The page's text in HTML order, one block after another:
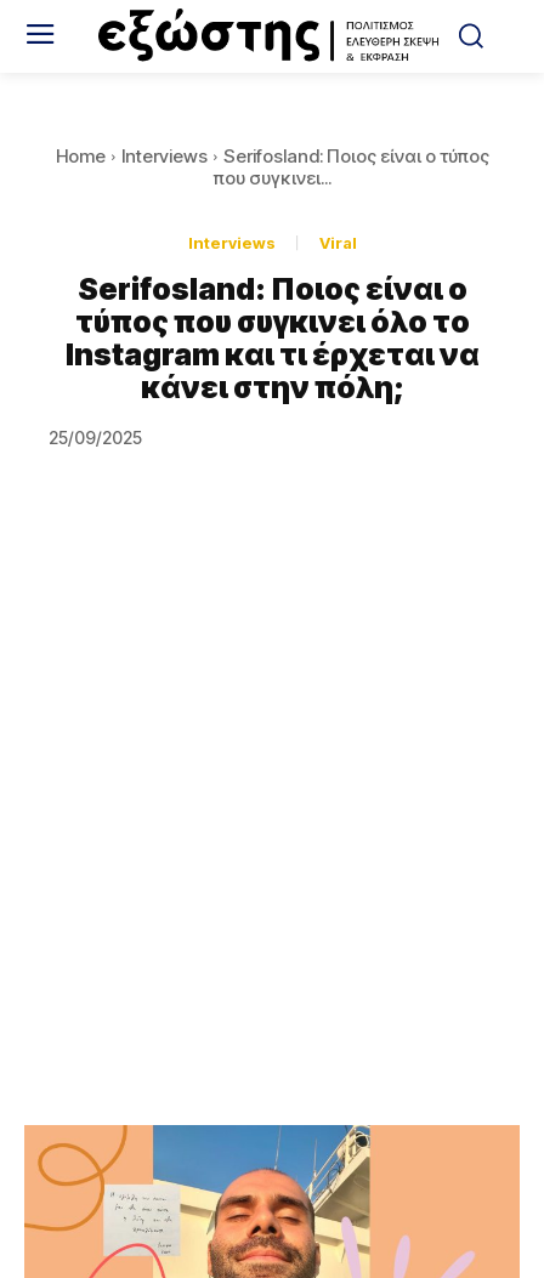
Home Interviews
Serifosland: Ποιος είναι ο τύπος
που συγκινει...
Interviews Viral
Serifosland: Ποιος είναι ο
τύπος που συγκινει όλο το
Instagram και τι έρχεται να
κάνει στην πόλη;
25/09/2025